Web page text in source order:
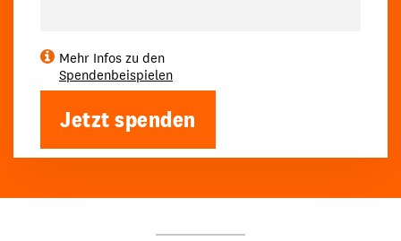
Mehr Infos zu den
Spendenbeispielen
Jetzt spenden